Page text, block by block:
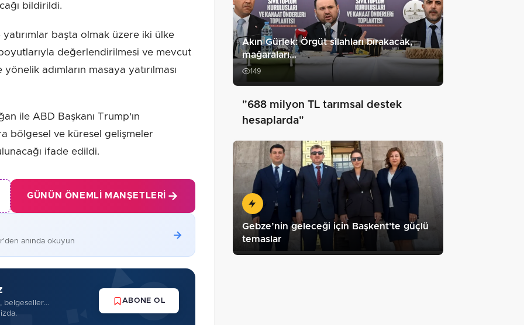
bildirildi.
başta olmak üzere iki ülke
değerlendirilmesi ve mevcut
adımların masaya yatırılması
ile ABD Başkanı Trump'ın
bölgesel ve küresel gelişmeler
ifade edildi.
GÜNÜN ÖNEMLI MANŞETLERI
anında okuyun
belgeseller...
ABONE OL
Akın Gürlek: Örgüt silahları bırakacak,
mağaraları…
149
"688 milyon TL tarımsal destek
hesaplarda"
Gebze’nin geleceği için Başkent'te güçlü
temaslar